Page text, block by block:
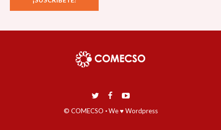
© COMECSO ·We ♥ Wordpress